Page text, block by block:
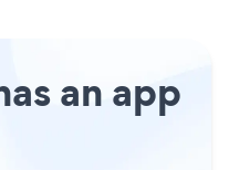
an app